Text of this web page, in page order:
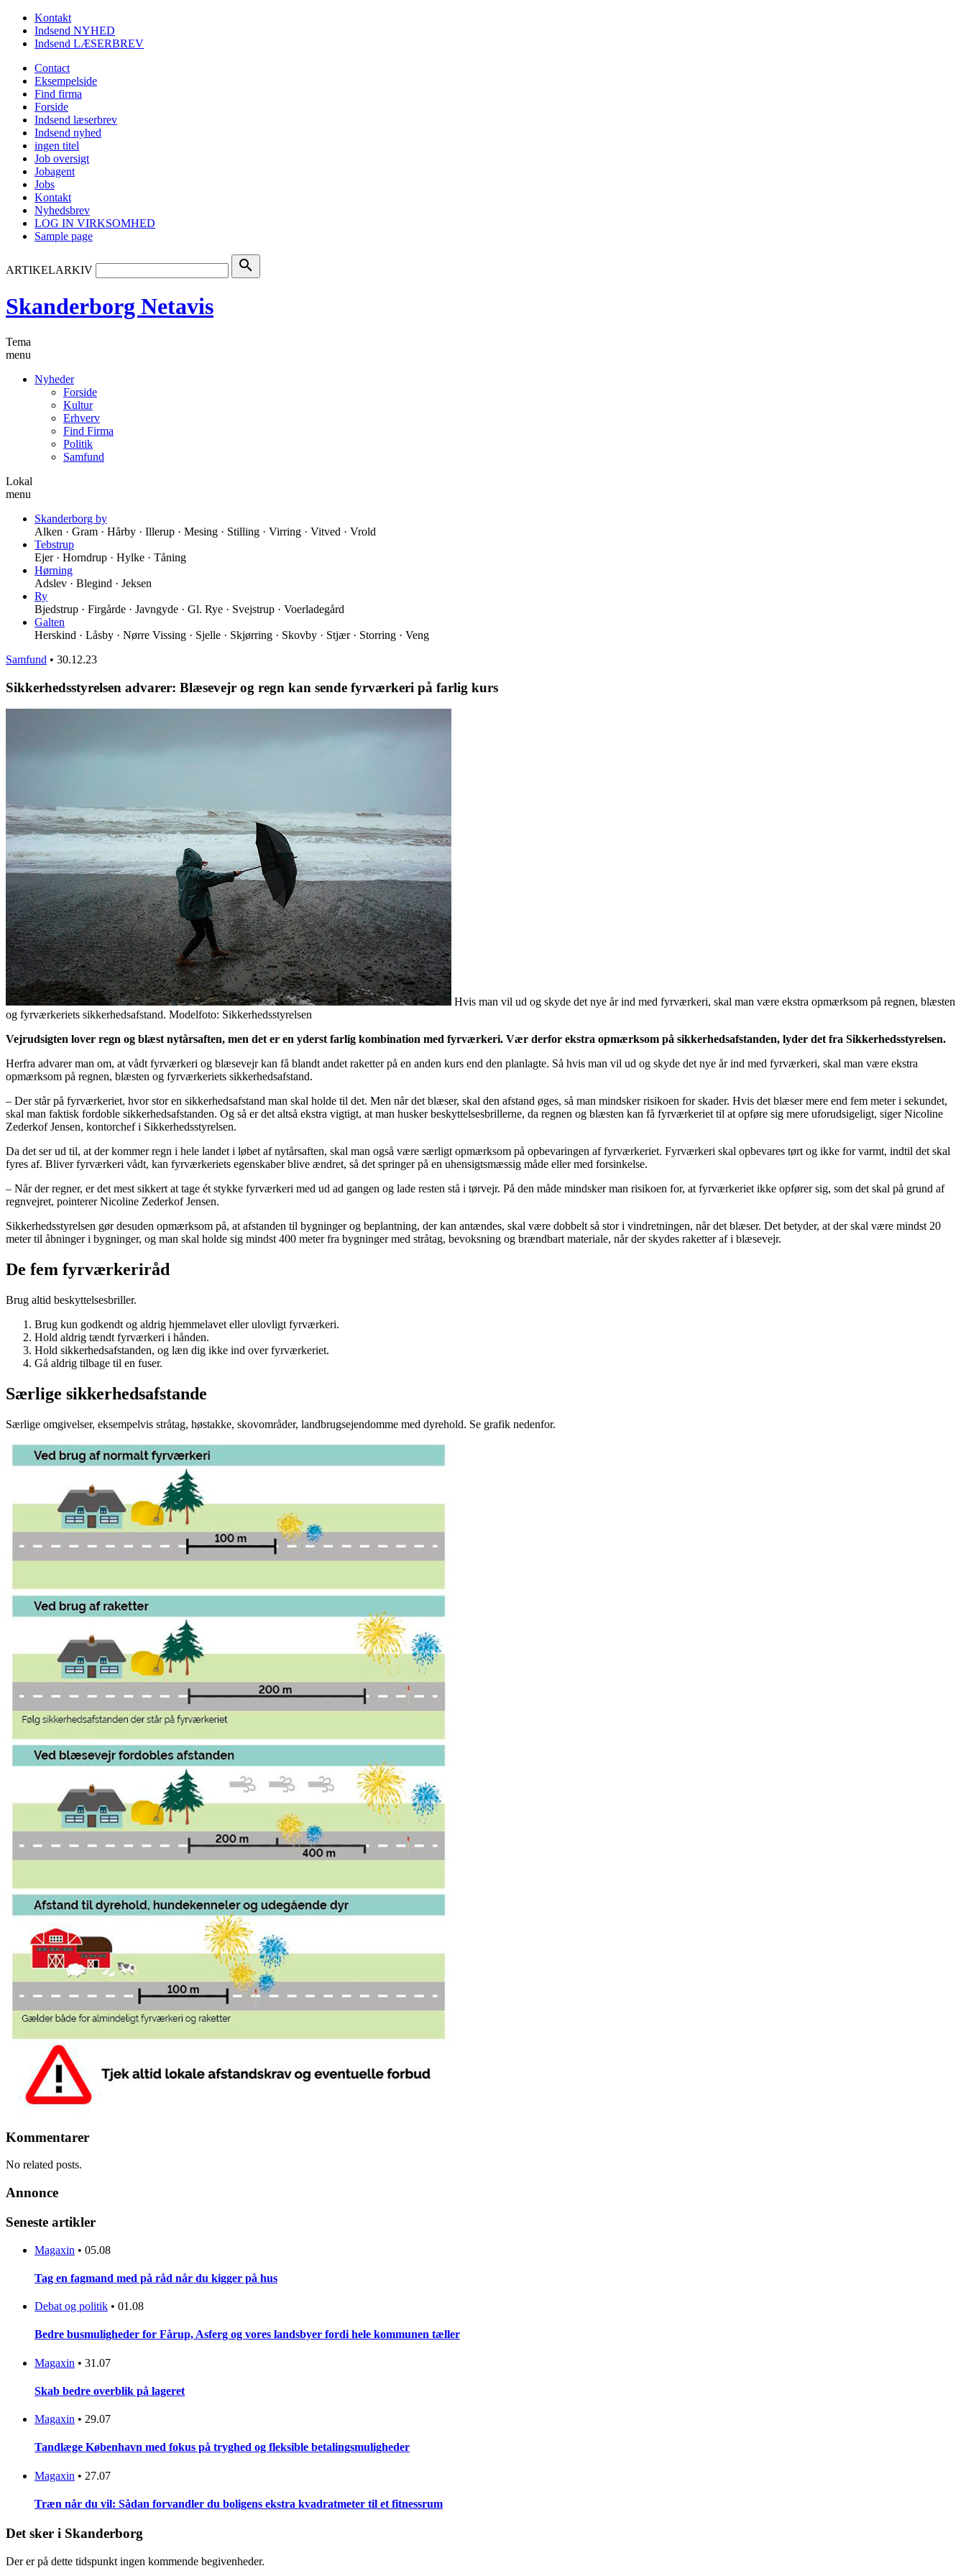
Kontakt
Indsend NYHED
Indsend LÆSERBREV
Contact
Eksempelside
Find firma
Forside
Indsend læserbrev
Indsend nyhed
ingen titel
Job oversigt
Jobagent
Jobs
Kontakt
Nyhedsbrev
LOG IN VIRKSOMHED
Sample page
ARTIKELARKIV search
Skanderborg Netavis
Tema
menu
Nyheder
Forside
Kultur
Erhverv
Find Firma
Politik
Samfund
Lokal
menu
Skanderborg by
Alken · Gram · Hårby · Illerup · Mesing · Stilling · Virring · Vitved · Vrold
Tebstrup
Ejer · Horndrup · Hylke · Tåning
Hørning
Adslev · Blegind · Jeksen
Ry
Bjedstrup · Firgårde · Javngyde · Gl. Rye · Svejstrup · Voerladegård
Galten
Herskind · Låsby · Nørre Vissing · Sjelle · Skjørring · Skovby · Stjær · Storring · Veng
Samfund • 30.12.23
Sikkerhedsstyrelsen advarer: Blæsevejr og regn kan sende fyrværkeri på farlig kurs
Hvis man vil ud og skyde det nye år ind med fyrværkeri, skal man være ekstra opmærksom på regnen, blæsten
og fyrværkeriets sikkerhedsafstand. Modelfoto: Sikkerhedsstyrelsen
Vejrudsigten lover regn og blæst nytårsaften, men det er en yderst farlig kombination med fyrværkeri. Vær derfor ekstra opmærksom på sikkerhedsafstanden, lyder det fra Sikkerhedsstyrelsen.
Herfra advarer man om, at vådt fyrværkeri og blæsevejr kan få blandt andet raketter på en anden kurs end den planlagte. Så hvis man vil ud og skyde det nye år ind med fyrværkeri, skal man være ekstra
opmærksom på regnen, blæsten og fyrværkeriets sikkerhedsafstand.
– Der står på fyrværkeriet, hvor stor en sikkerhedsafstand man skal holde til det. Men når det blæser, skal den afstand øges, så man mindsker risikoen for skader. Hvis det blæser mere end fem meter i sekundet,
skal man faktisk fordoble sikkerhedsafstanden. Og så er det altså ekstra vigtigt, at man husker beskyttelsesbrillerne, da regnen og blæsten kan få fyrværkeriet til at opføre sig mere uforudsigeligt, siger Nicoline
Zederkof Jensen, kontorchef i Sikkerhedsstyrelsen.
Da det ser ud til, at der kommer regn i hele landet i løbet af nytårsaften, skal man også være særligt opmærksom på opbevaringen af fyrværkeriet. Fyrværkeri skal opbevares tørt og ikke for varmt, indtil det skal
fyres af. Bliver fyrværkeri vådt, kan fyrværkeriets egenskaber blive ændret, så det springer på en uhensigtsmæssig måde eller med forsinkelse.
– Når der regner, er det mest sikkert at tage ét stykke fyrværkeri med ud ad gangen og lade resten stå i tørvejr. På den måde mindsker man risikoen for, at fyrværkeriet ikke opfører sig, som det skal på grund af
regnvejret, pointerer Nicoline Zederkof Jensen.
Sikkerhedsstyrelsen gør desuden opmærksom på, at afstanden til bygninger og beplantning, der kan antændes, skal være dobbelt så stor i vindretningen, når det blæser. Det betyder, at der skal være mindst 20
meter til åbninger i bygninger, og man skal holde sig mindst 400 meter fra bygninger med stråtag, bevoksning og brændbart materiale, når der skydes raketter af i blæsevejr.
De fem fyrværkeriråd
Brug altid beskyttelsesbriller.
Brug kun godkendt og aldrig hjemmelavet eller ulovligt fyrværkeri.
Hold aldrig tændt fyrværkeri i hånden.
Hold sikkerhedsafstanden, og læn dig ikke ind over fyrværkeriet.
Gå aldrig tilbage til en fuser.
Særlige sikkerhedsafstande
Særlige omgivelser, eksempelvis stråtag, høstakke, skovområder, landbrugsejendomme med dyrehold. Se grafik nedenfor.
Kommentarer
No related posts.
Annonce
Seneste artikler
Magaxin • 05.08
Tag en fagmand med på råd når du kigger på hus
Debat og politik • 01.08
Bedre busmuligheder for Fårup, Asferg og vores landsbyer fordi hele kommunen tæller
Magaxin • 31.07
Skab bedre overblik på lageret
Magaxin • 29.07
Tandlæge København med fokus på tryghed og fleksible betalingsmuligheder
Magaxin • 27.07
Træn når du vil: Sådan forvandler du boligens ekstra kvadratmeter til et fitnessrum
Det sker i Skanderborg
Der er på dette tidspunkt ingen kommende begivenheder.